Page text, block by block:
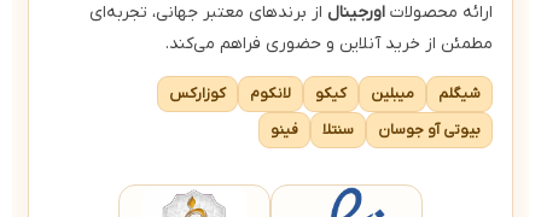
ارائه محصولات اورجینال از برندهای معتبر جهانی، تجربه‌ای
مطمئن از خرید آنلاین و حضوری فراهم می‌کند.
شیگلم میبلین کیکو لانکوم
کوزارکس
بیوتی آو جوسان
سنتلا فینو